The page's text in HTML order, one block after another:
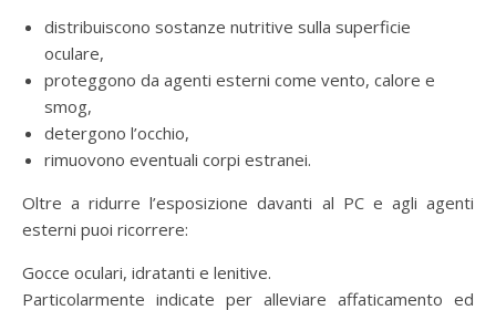
distribuiscono sostanze nutritive sulla superficie
oculare,
proteggono da agenti esterni come vento, calore e
smog,
detergono l’occhio,
rimuovono eventuali corpi estranei.
Oltre a ridurre l’esposizione davanti al PC e agli agenti
esterni puoi ricorrere:
Gocce oculari, idratanti e lenitive.
Particolarmente ​indicate per alleviare affaticamento ed